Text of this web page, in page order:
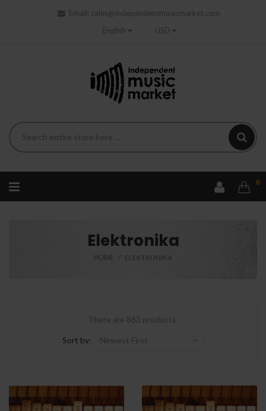
Email:
sales@independentmusicmarket.com
English
USD
0
Elektronika
HOME ELEKTRONIKA
There are 863 products.
Sort by: Newest First